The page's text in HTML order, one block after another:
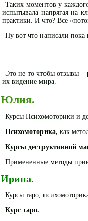
Таких моментов у
испытывала напрягая на
практики. И что? Все
Ну вот что написали пока
Это не то чтобы отзывы –
их видение мира.
Юлия.
Курсы Психомоторики и
Психомоторика, как
Курсы деструктивной
Примененные методы
Ирина.
Курсы таро,
Курс таро.